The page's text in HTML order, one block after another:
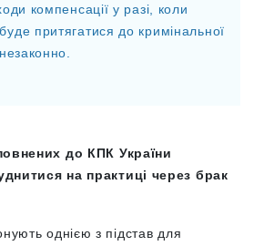
компенсації у разі, коли
притягатися до кримінальної
до КПК України
на практиці через брак
однією з підстав для